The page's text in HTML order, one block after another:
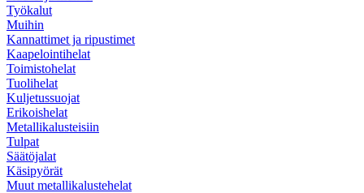
Työkalut
Muihin
Kannattimet ja ripustimet
Kaapelointihelat
Toimistohelat
Tuolihelat
Kuljetussuojat
Erikoishelat
Metallikalusteisiin
Tulpat
Säätöjalat
Käsipyörät
Muut metallikalustehelat